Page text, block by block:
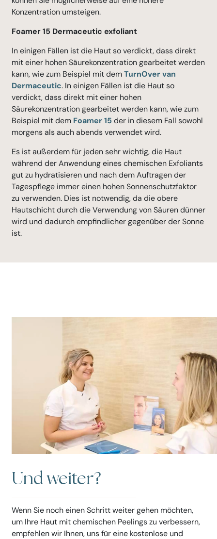
Konzentration umsteigen.
Foamer 15 Dermaceutic exfoliant
In einigen Fällen ist die Haut so verdickt, dass direkt
mit einer hohen Säurekonzentration gearbeitet werden
kann, wie zum Beispiel mit demTurnOver van
Dermaceutic. In einigen Fällen ist die Haut so
verdickt, dass direkt mit einer hohen
Säurekonzentration gearbeitet werden kann, wie zum
Beispiel mit dem Foamer 15 der in diesem Fall sowohl
morgens als auch abends verwendet wird.
Es ist außerdem für jeden sehr wichtig, die Haut
während der Anwendung eines chemischen Exfoliants
gut zu hydratisieren und nach dem Auftragen der
Tagespflege immer einen hohen Sonnenschutzfaktor
zu verwenden. Dies ist notwendig, da die obere
Hautschicht durch die Verwendung von Säuren dünner
wird und dadurch empfindlicher gegenüber der Sonne
ist.
Und weiter?
Wenn Sie noch einen Schritt weiter gehen möchten,
um Ihre Haut mit chemischen Peelings zu verbessern,
empfehlen wir Ihnen, uns für eine kostenlose und